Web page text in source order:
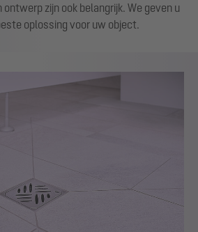
zijn ook belangrijk. We geven u
oplossing voor uw object.